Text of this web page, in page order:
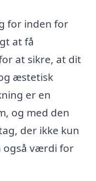
for inden for
at få
at sikre, at dit
æstetisk
er en
og med den
der ikke kun
også værdi for